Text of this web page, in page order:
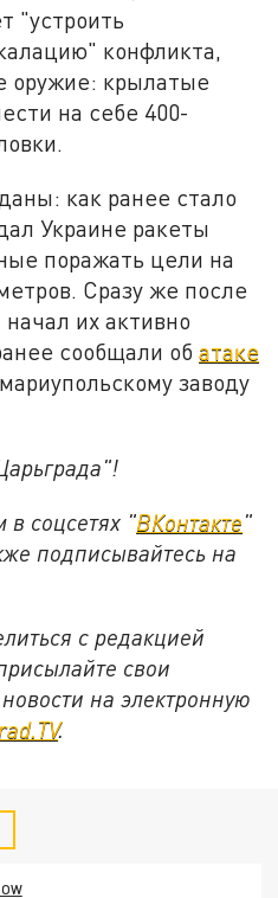
"устроить
конфликта,
оружие: крылатые
на себе 400-
как ранее стало
Украине ракеты
поражать цели на
Сразу же после
их активно
сообщали обатаке
заводу
в соцсетях "ВКонтакте"
подписывайтесь на
с редакцией
свои
на электронную
.